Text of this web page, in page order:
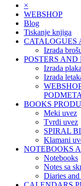
×
WEBSHOP
Blog
Tiskanje knjiga
CATALOGUES
Izrada
POSTERS AND
Izrada
Izrada
BOOKS
Meki uvez
Tvrdi uvez
SPIRAL
Klamani
NOTEBOOKS
Notebooks​
Notes sa
Diaries and